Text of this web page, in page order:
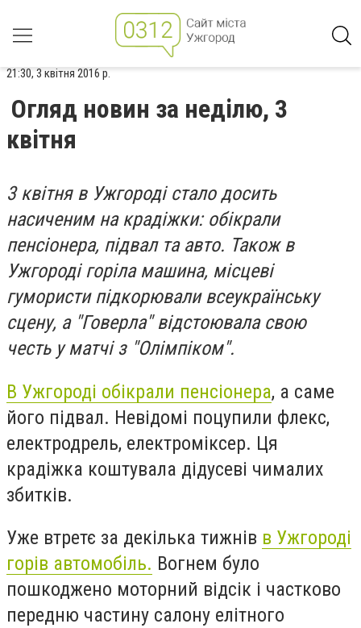
21:30, 3 квітня 2016 р.
Огляд новин за неділю, 3
квітня
3 квітня в Ужгороді стало досить
насиченим на крадіжки: обікрали
пенсіонера, підвал та авто. Також в
Ужгороді горіла машина, місцеві
гумористи підкорювали всеукраїнську
сцену, а "Говерла" відстоювала свою
честь у матчі з "Олімпіком".
В Ужгороді обікрали пенсіонера, а саме
його підвал. Невідомі поцупили флекс,
електродрель, електроміксер. Ця
крадіжка коштувала дідусеві чималих
збитків.
Уже втретє за декілька тижнів в Ужгороді
горів автомобіль. Вогнем було
пошкоджено моторний відсік і частково
передню частину салону елітного